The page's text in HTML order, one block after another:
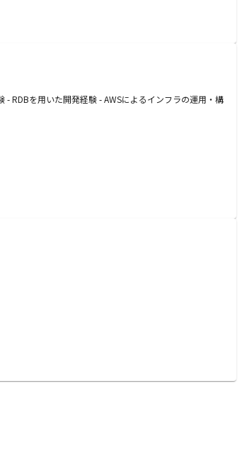
RDBを用いた開発経験 - AWSによるインフラの運用・構